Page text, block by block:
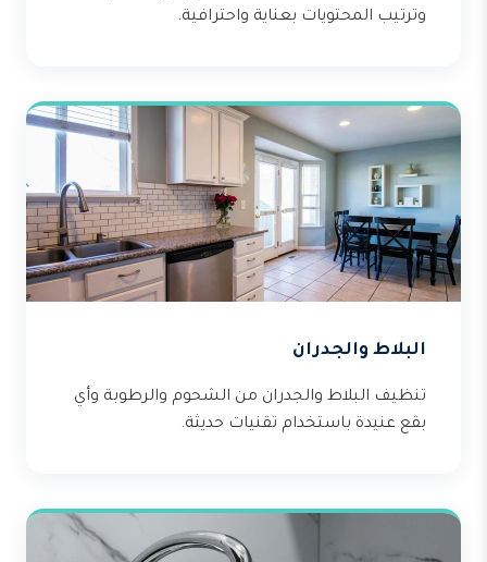
وترتيب المحتويات بعناية واحترافية.
البلاط والجدران
تنظيف البلاط والجدران من الشحوم والرطوبة وأي
بقع عنيدة باستخدام تقنيات حديثة.